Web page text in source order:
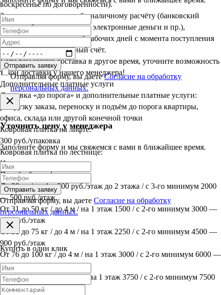
воскресенье по договорённости).
Заказы, оплаченные по безналичному расчёту (банковский
перевод, банковская карта, электронные деньги и пр.),
доставляются в срок до 3 рабочих дней с момента поступления
оплаты на наш расчётный счёт.
Если вам нужна доставка в другое время, уточните возможность
такой доставки у нашего менеджера!
Дополнительные платные услуги
Доставка «до порога» и дополнительные платные услуги:
разгрузку заказа, переноску и подъём до порога квартиры,
офиса, склада или другой конечной точки
Ковровая плитка на лифте:
300 руб./упаковка
Ковровая плитка по лестнице:
Индивидуально
Подъём без лифта:
До 30 кг / до 4 м 300 руб./этаж до 2 этажа / с 3-го минимум 2000
— 500 руб./этаж
От 31 до 50 кг / до 4 м / на 1 этаж 1500 / с 2-го минимум 3000 —
600 руб./этаж
От 51 до 75 кг / до 4 м / на 1 этаж 2250 / с 2-го минимум 4500 —
900 руб./этаж
От 76 до 100 кг / до 4 м / на 1 этаж 3000 / с 2-го минимум 6000 —
1200 руб./этаж
От 101 до 125 кг / до 4 м / на 1 этаж 3750 / с 2-го минимум 7500
— 1500 руб./этаж
Отправить заявку
Отправляя форму, вы даетеСогласие на обработку
персональных данных.
Уточнить цену у менеджера
Заполните форму и мы свяжемся с вами в ближайшее время.
Отправить заявку
Отправляя форму, вы даете Согласие на обработку
персональных данных.
Купить в один клик